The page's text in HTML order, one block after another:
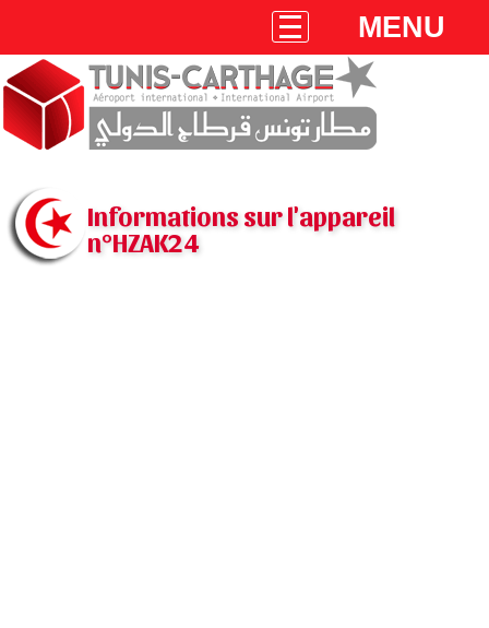
MENU
Informations sur l'appareil
n°HZAK24